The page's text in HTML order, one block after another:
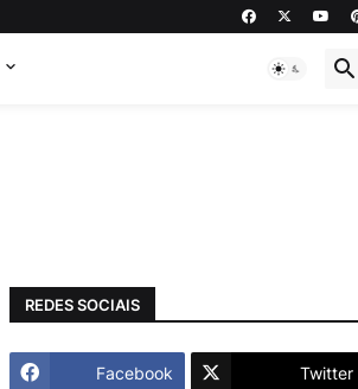
REDES SOCIAIS
Facebook Twitter